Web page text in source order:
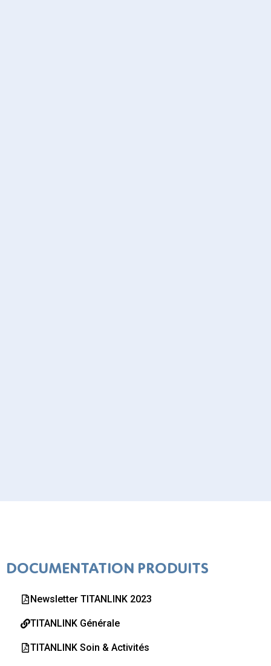
DOCUMENTATION PRODUITS
Newsletter TITANLINK 2023
TITANLINK Générale
TITANLINK Soin & Activités